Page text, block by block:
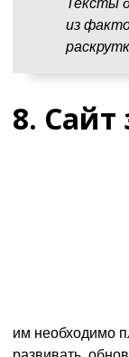
Тексты
из
8. Сайт
им необходимо